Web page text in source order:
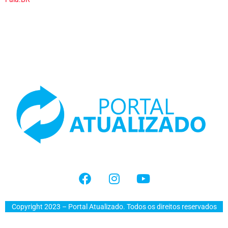
Copyright 2023 – Portal Atualizado. Todos os direitos reservados